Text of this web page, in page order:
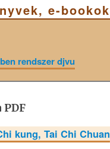
e-bookok
rendszer djvu
kung, Tai Chi Chuan